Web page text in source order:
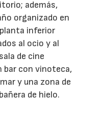
además,
organizado en
inferior
al ocio y al
de cine
bar con vinoteca,
y una zona de
de hielo.